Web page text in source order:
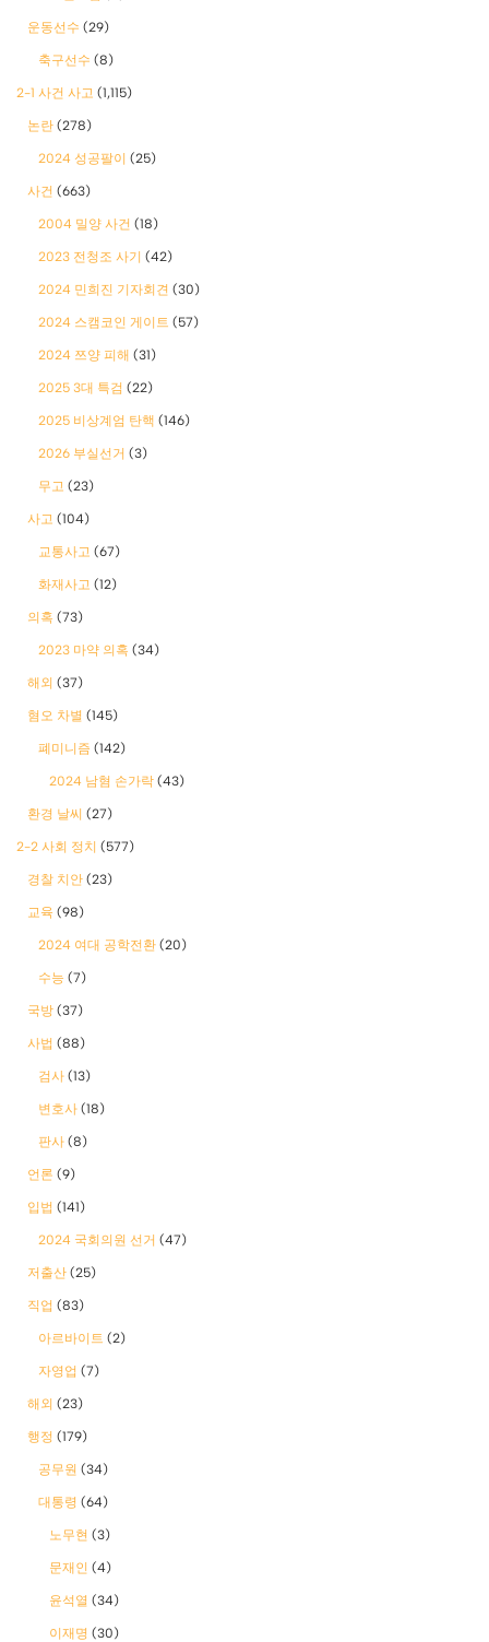
운동선수 (29)
축구선수 (8)
2-1 사건 사고 (1,115)
논란 (278)
2024 성공팔이 (25)
사건 (663)
2004 밀양 사건 (18)
2023 전청조 사기 (42)
2024 민희진 기자회견 (30)
2024 스캠코인 게이트 (57)
2024 쯔양 피해 (31)
2025 3대 특검 (22)
2025 비상계엄 탄핵 (146)
2026 부실선거 (3)
무고 (23)
사고 (104)
교통사고 (67)
화재사고 (12)
의혹 (73)
2023 마약 의혹 (34)
해외 (37)
혐오 차별 (145)
폐미니즘 (142)
2024 남혐 손가락 (43)
환경 날씨 (27)
2-2 사회 정치 (577)
경찰 치안 (23)
교육 (98)
2024 여대 공학전환 (20)
수능 (7)
국방 (37)
사법 (88)
검사 (13)
변호사 (18)
판사 (8)
언론 (9)
입법 (141)
2024 국회의원 선거 (47)
저출산 (25)
직업 (83)
아르바이트 (2)
자영업 (7)
해외 (23)
행정 (179)
공무원 (34)
대통령 (64)
노무현 (3)
문재인 (4)
윤석열 (34)
이재명 (30)